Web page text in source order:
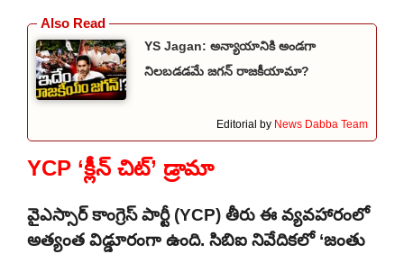
YS Jagan: అన్యాయానికి అండగా
నిలబడడమే జగన్ రాజకీయామా?
Editorial by News Dabba Team
YCP ‘క్లీన్ చిట్’ డ్రామా
వైఎస్సార్ కాంగ్రెస్ పార్టీ (YCP) తీరు ఈ వ్యవహారంలో
అత్యంత విడ్డూరంగా ఉంది. సిబిఐ నివేదికలో ‘జంతు